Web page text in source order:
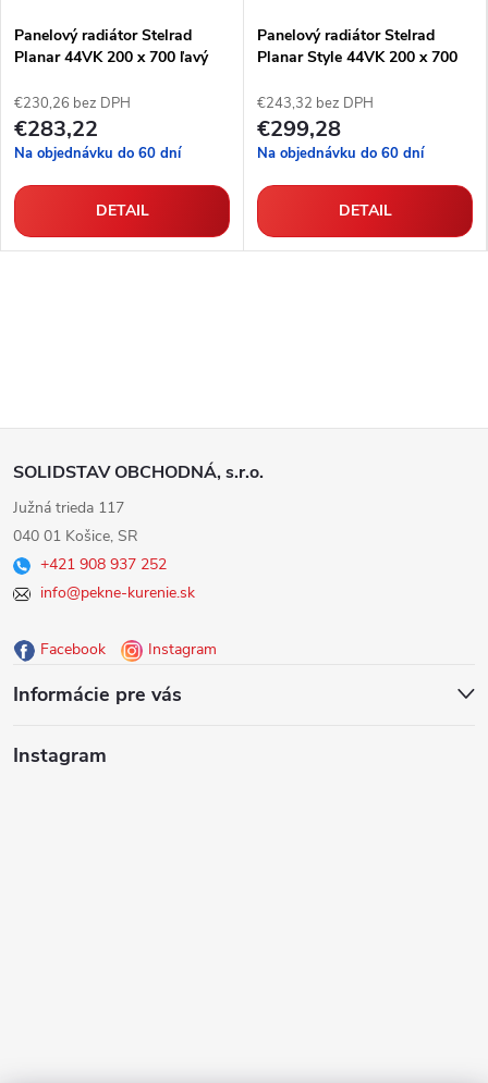
Panelový radiátor Stelrad
Planar 44VK 200 x 700 ľavý
€230,26 bez DPH
€283,22
Na objednávku do 60 dní
DETAIL
Panelový radiátor Stelrad
Planar Style 44VK 200 x 700
€243,32 bez DPH
€299,28
Na objednávku do 60 dní
DETAIL
Z
á
p
ä
e
SOLIDSTAV OBCHODNÁ, s.r.o.
Južná trieda 117
040 01 Košice, SR
+421 908 937 252
info@pekne-kurenie.sk
Facebook Instagram
Informácie pre vás
Instagram